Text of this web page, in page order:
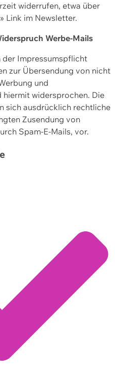
widerrufen, etwa über
Link im Newsletter.
Werbe-Mails
der Impressumspflicht
zur Übersendung von nicht
und
widersprochen. Die
sich ausdrücklich rechtliche
Zusendung von
Spam-E-Mails, vor.